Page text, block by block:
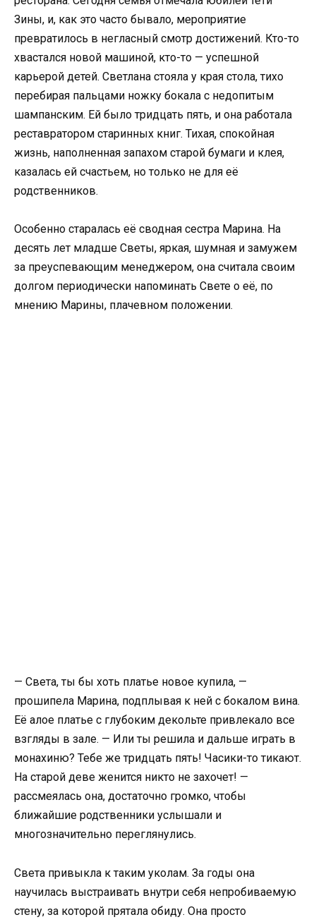
Зины, и, как это часто бывало, мероприятие
превратилось в негласный смотр достижений. Кто-то
хвастался новой машиной, кто-то — успешной
карьерой детей. Светлана стояла у края стола, тихо
перебирая пальцами ножку бокала с недопитым
шампанским. Ей было тридцать пять, и она работала
реставратором старинных книг. Тихая, спокойная
жизнь, наполненная запахом старой бумаги и клея,
казалась ей счастьем, но только не для её
родственников.
Особенно старалась её сводная сестра Марина. На
десять лет младше Светы, яркая, шумная и замужем
за преуспевающим менеджером, она считала своим
долгом периодически напоминать Свете о её, по
мнению Марины, плачевном положении.
— Света, ты бы хоть платье новое купила, —
прошипела Марина, подплывая к ней с бокалом вина.
Её алое платье с глубоким декольте привлекало все
взгляды в зале. — Или ты решила и дальше играть в
монахиню? Тебе же тридцать пять! Часики-то тикают.
На старой деве женится никто не захочет! —
рассмеялась она, достаточно громко, чтобы
ближайшие родственники услышали и
многозначительно переглянулись.
Света привыкла к таким уколам. За годы она
научилась выстраивать внутри себя непробиваемую
стену, за которой прятала обиду. Она просто